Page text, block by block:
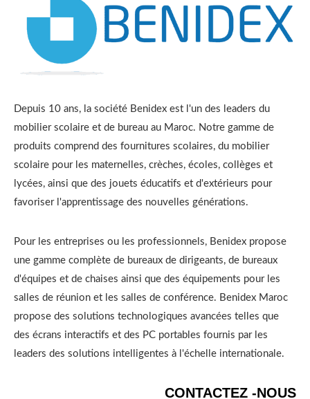
Depuis 10 ans, la société Benidex est l'un des leaders du
mobilier scolaire et de bureau au Maroc. Notre gamme de
produits comprend des fournitures scolaires, du mobilier
scolaire pour les maternelles, crèches, écoles, collèges et
lycées, ainsi que des jouets éducatifs et d'extérieurs pour
favoriser l'apprentissage des nouvelles générations.
Pour les entreprises ou les professionnels, Benidex propose
une gamme complète de bureaux de dirigeants, de bureaux
d'équipes et de chaises ainsi que des équipements pour les
salles de réunion et les salles de conférence. Benidex Maroc
propose des solutions technologiques avancées telles que
des écrans interactifs et des PC portables fournis par les
leaders des solutions intelligentes à l'échelle internationale.
CONTACTEZ -NOUS